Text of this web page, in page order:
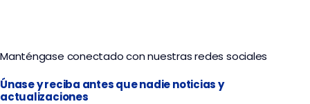
Manténgase conectado con nuestras redes sociales
Únase y reciba antes que nadie noticias y
actualizaciones